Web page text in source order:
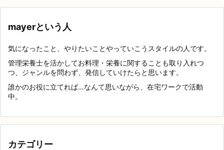
mayerという人
気になったこと、やりたいことやっていこうスタイルの人です。
管理栄養士を活かしてお料理・栄養に関することも取り入れつ
つ、ジャンルを問わず、発信していけたらと思います。
誰かのお役に立てれば…なんて思いながら、在宅ワークで活動
中。
カテゴリー